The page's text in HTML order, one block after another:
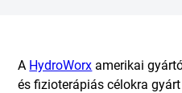
A HydroWorx amerikai
és fizioterápiás célokra